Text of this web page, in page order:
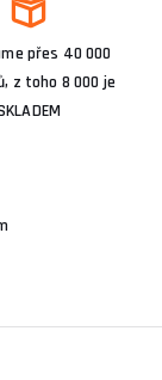
přes 40 000
z toho 8 000 je